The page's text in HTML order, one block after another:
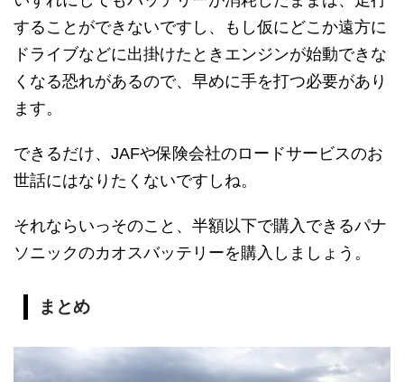
することができないですし、もし仮にどこか遠方に
ドライブなどに出掛けたときエンジンが始動できな
くなる恐れがあるので、早めに手を打つ必要があり
ます。
できるだけ、JAFや保険会社のロードサービスのお
世話にはなりたくないですしね。
それならいっそのこと、半額以下で購入できるパナ
ソニックのカオスバッテリーを購入しましょう。
まとめ